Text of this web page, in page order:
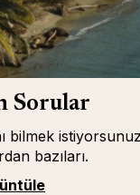
Sorular
bilmek
bazıları.